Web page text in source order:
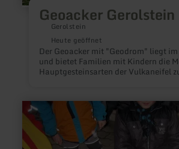
Geoacker Gerolstein
Gerolstein
Heute geöffnet
Der Geoacker mit "Geodrom" liegt
und bietet Familien mit Kindern die
Hauptgesteinsarten der Vulkaneifel
mehr
erfahren
zu:
Kindererlebnisprogramm
Steinzeitjäger